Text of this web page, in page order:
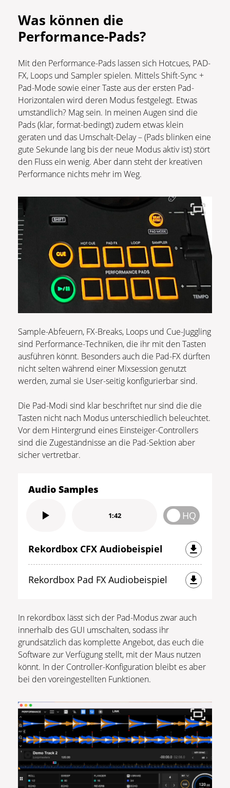
Was können die
Performance-Pads?
Mit den Performance-Pads lassen sich Hotcues, PAD-
FX, Loops und Sampler spielen. Mittels Shift-Sync +
Pad-Mode sowie einer Taste aus der ersten Pad-
Horizontalen wird deren Modus festgelegt. Etwas
umständlich? Mag sein. In meinen Augen sind die
Pads (klar, format-bedingt) zudem etwas klein
geraten und das Umschalt-Delay – (Pads blinken eine
gute Sekunde lang bis der neue Modus aktiv ist) stört
den Fluss ein wenig. Aber dann steht der kreativen
Performance nichts mehr im Weg.
Sample-Abfeuern, FX-Breaks, Loops und Cue-Juggling
sind Performance-Techniken, die ihr mit den Tasten
ausführen könnt. Besonders auch die Pad-FX dürften
nicht selten während einer Mixsession genutzt
werden, zumal sie User-seitig konfigurierbar sind.
Die Pad-Modi sind klar beschriftet nur sind die die
Tasten nicht nach Modus unterschiedlich beleuchtet.
Vor dem Hintergrund eines Einsteiger-Controllers
sind die Zugeständnisse an die Pad-Sektion aber
sicher vertretbar.
Audio Samples
1:42 HQ
Rekordbox CFX Audiobeispiel
Rekordbox Pad FX Audiobeispiel
In rekordbox lässt sich der Pad-Modus zwar auch
innerhalb des GUI umschalten, sodass ihr
grundsätzlich das komplette Angebot, das euch die
Software zur Verfügung stellt, mit der Maus nutzen
könnt. In der Controller-Konfiguration bleibt es aber
bei den voreingestellten Funktionen.